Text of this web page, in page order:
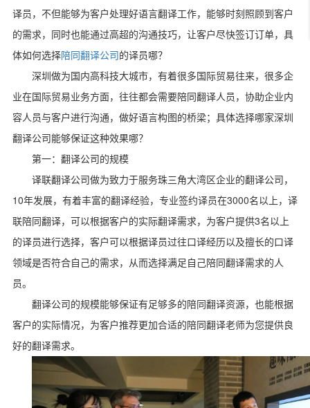
译员，不但能够为客户处理好语言翻译工作，能够时刻照顾到客户
的需求，同时也能通过高超的沟通技巧，让客户尽快签订订单，具
体如何选择陪同翻译公司 的译员哪？
深圳做为国内高科技大城市，有着很多国际贸易往来，很多企
业在国际贸易业务方面，往往都会需要陪同翻译人员，协助企业内
容人员与客户进行沟通，做好语言构图的桥梁；具体选择哪家深圳
翻译公司能够保证这种效果哪？
第一：翻译公司的规模
译联翻译公司做为致力于服务珠三角大湾区企业的翻译公司，
10年发展，有着丰富的翻译经验，专业签约译员在3000名以上，译
联陪同翻译，可以根据客户的实际翻译需求，为客户提供3名以上
的译员进行选择，客户可以根据译员过往口译经历以及擅长的口译
领域是否符合自己的需求，从而选择满足自己陪同翻译需求的人
员。
翻译公司的规模能够保证有足够多的陪同翻译资源，也能根据
客户的实际情况，为客户推荐更加合适的陪同翻译老师为您提供良
好的翻译需求。